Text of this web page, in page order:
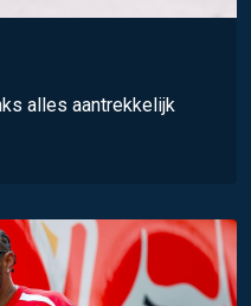
alles aantrekkelijk